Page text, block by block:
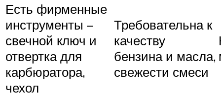
Есть фирменные
инструменты –
свечной ключ и
отвертка для
карбюратора,
чехол
Требовательна к
качеству
бензина и масла,
свежести смеси